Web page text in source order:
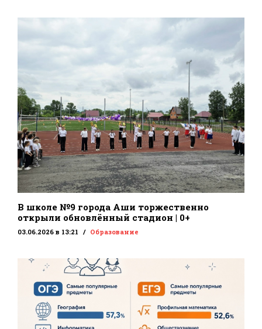
В школе №9 города Аши торжественно
открыли обновлённый стадион | 0+
03.06.2026 в 13:21 Образование